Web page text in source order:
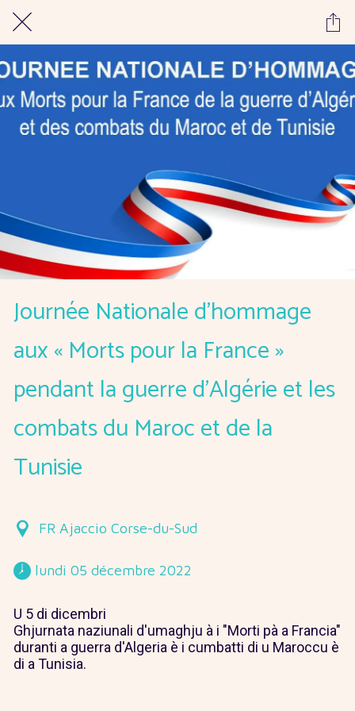
Journée Nationale d’hommage
aux « Morts pour la France »
pendant la guerre d’Algérie et les
combats du Maroc et de la
Tunisie
FR Ajaccio Corse-du-Sud
lundi 05 décembre 2022
U 5 di dicembri
Ghjurnata naziunali d'umaghju à i "Morti pà a Francia"
duranti a guerra d'Algeria è i cumbatti di u Maroccu è
di a Tunisia.